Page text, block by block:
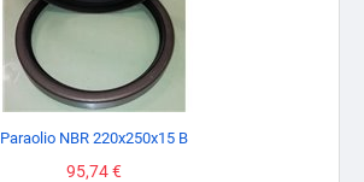
Paraolio NBR 220x250x15 B
Prezzo
95,74 €